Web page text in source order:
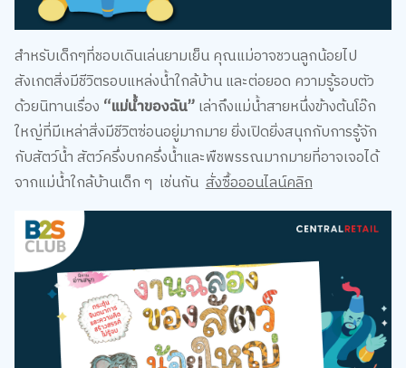
สำหรับเด็กๆที่ชอบเดินเล่นยามเย็น คุณแม่อาจชวนลูกน้อยไป
สังเกตสิ่งมีชีวิตรอบแหล่งน้ำใกล้บ้าน และต่อยอด ความรู้รอบตัว
ด้วยนิทานเรื่อง “แม่น้ำของฉัน”เล่าถึงแม่น้ำสายหนึ่งข้างต้นโอ๊ก
ใหญ่ที่มีเหล่าสิ่งมีชีวิตซ่อนอยู่มากมาย ยิ่งเปิดยิ่งสนุกกับการรู้จัก
กับสัตว์น้ำ สัตว์ครึ่งบกครึ่งน้ำและพืชพรรณมากมายที่อาจเจอได้
จากแม่น้ำใกล้บ้านเด็ก ๆ เช่นกันสั่งซื้อออนไลน์คลิก